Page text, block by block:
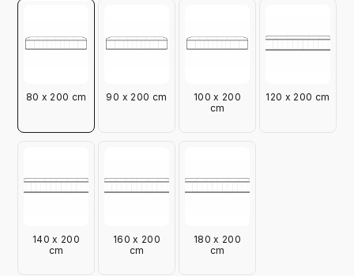
80 x 200 cm 90 x 200 cm
100 x 200
cm
120 x 200 cm
140 x 200
cm
160 x 200
cm
180 x 200
cm